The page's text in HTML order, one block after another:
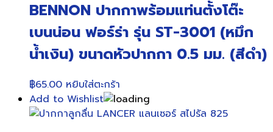
BENNON ปากกาพร้อมแท่นตั้งโต๊ะ
เบนน่อน ฟอร์ร่า รุ่น ST-3001 (หมึก
น้ำเงิน) ขนาดหัวปากกา 0.5 มม. (สีดำ)
฿65.00 หยิบใส่ตะกร้า
Add to Wishlist